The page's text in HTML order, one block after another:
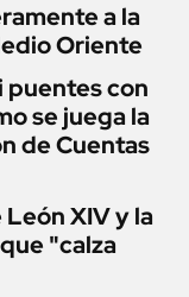
a la
Oriente
puentes con
se juega la
de Cuentas
XIV y la
"calza